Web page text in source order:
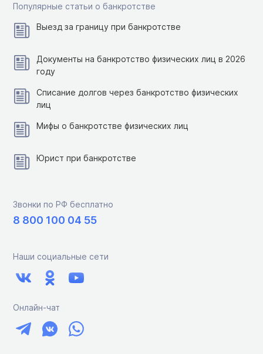
Популярные статьи о банкротстве
Выезд за границу при банкротстве
Документы на банкротство физических лиц в 2026
году
Списание долгов через банкротство физических
лиц
Мифы о банкротстве физических лиц
Юрист при банкротстве
Звонки по РФ бесплатно
8 800 100 04 55
Наши социальные сети
Онлайн-чат